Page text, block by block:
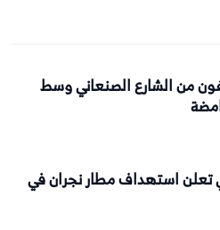
من الشارع الصنعاني وسط
تعلن استهداف مطار نجران في